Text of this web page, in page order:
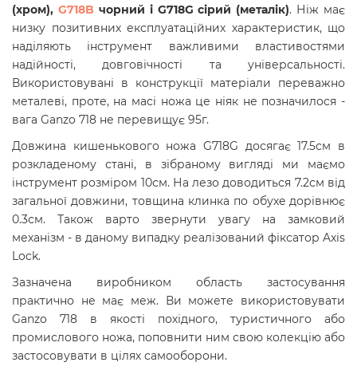
(хром), G718B чорний і G718G сірий (металік). Ніж має
низку позитивних експлуатаційних характеристик, що
наділяють інструмент важливими властивостями
надійності, довговічності та універсальності.
Використовувані в конструкції матеріали переважно
металеві, проте, на масі ножа це ніяк не позначилося -
вага Ganzo 718 не перевищує 95г.
Довжина кишенькового ножа G718G досягає 17.5см в
розкладеному стані, в зібраному вигляді ми маємо
інструмент розміром 10см. На лезо доводиться 7.2см від
загальної довжини, товщина клинка по обухe дорівнює
0.3см. Також варто звернути увагу на замковий
механізм - в даному випадку реалізований фіксатор Axis
Lock.
Зазначена виробником область застосування
практично не має меж. Ви можете використовувати
Ganzo 718 в якості похідного, туристичного або
промислового ножа, поповнити ним свою колекцію або
застосовувати в цілях самооборони.